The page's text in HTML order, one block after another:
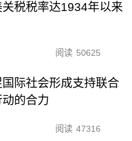
税税率达1934年以来
阅读 50625
际社会形成支持联合
的合力
阅读 47316